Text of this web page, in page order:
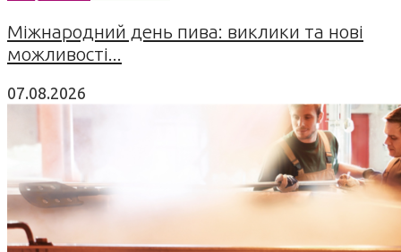
Міжнародний день пива: виклики та нові
можливості...
07.08.2026